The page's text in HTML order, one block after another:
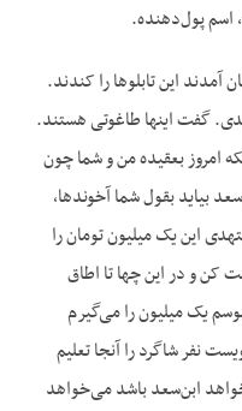
اسم پول‌دهنده.
آمدند این تابلوها را کندند.
گفت اینها طاغوتی هستند.
امروز بعقیده من و شما چون
بیاید بقول شما آخوندها،
این یک میلیون تومان را
کن و در این چها تا اطاق
یک میلیون را می‌گیرم
نفر شاگرد را آنجا تعلیم
ابن‌سعد باشد می‌خواهد